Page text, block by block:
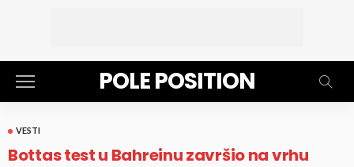
POLE POSITION
VESTI
Bottas test u Bahreinu završio na vrhu